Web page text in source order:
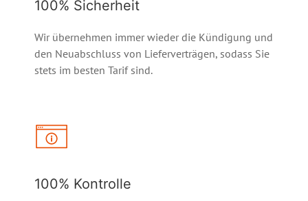
100% Sicherheit
Wir übernehmen immer wieder die Kündigung und
den Neuabschluss von Lieferverträgen, sodass Sie
stets im besten Tarif sind.
100% Kontrolle